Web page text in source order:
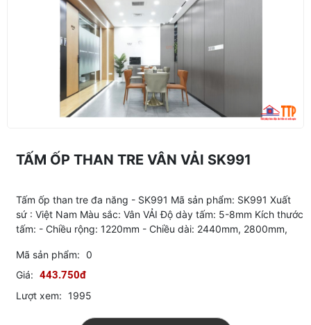
TẤM ỐP THAN TRE VÂN VẢI SK991
Tấm ốp than tre đa năng - SK991 Mã sản phẩm: SK991 Xuất
sứ : Việt Nam Màu sắc: Vân VẢI Độ dày tấm: 5-8mm Kích thước
tấm: - Chiều rộng: 1220mm - Chiều dài: 2440mm, 2800mm,
Mã sản phẩm: 0
Giá: 443.750đ
Lượt xem: 1995